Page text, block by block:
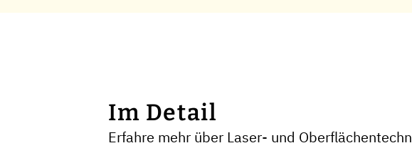
Im Detail
Erfahre mehr über Laser- und